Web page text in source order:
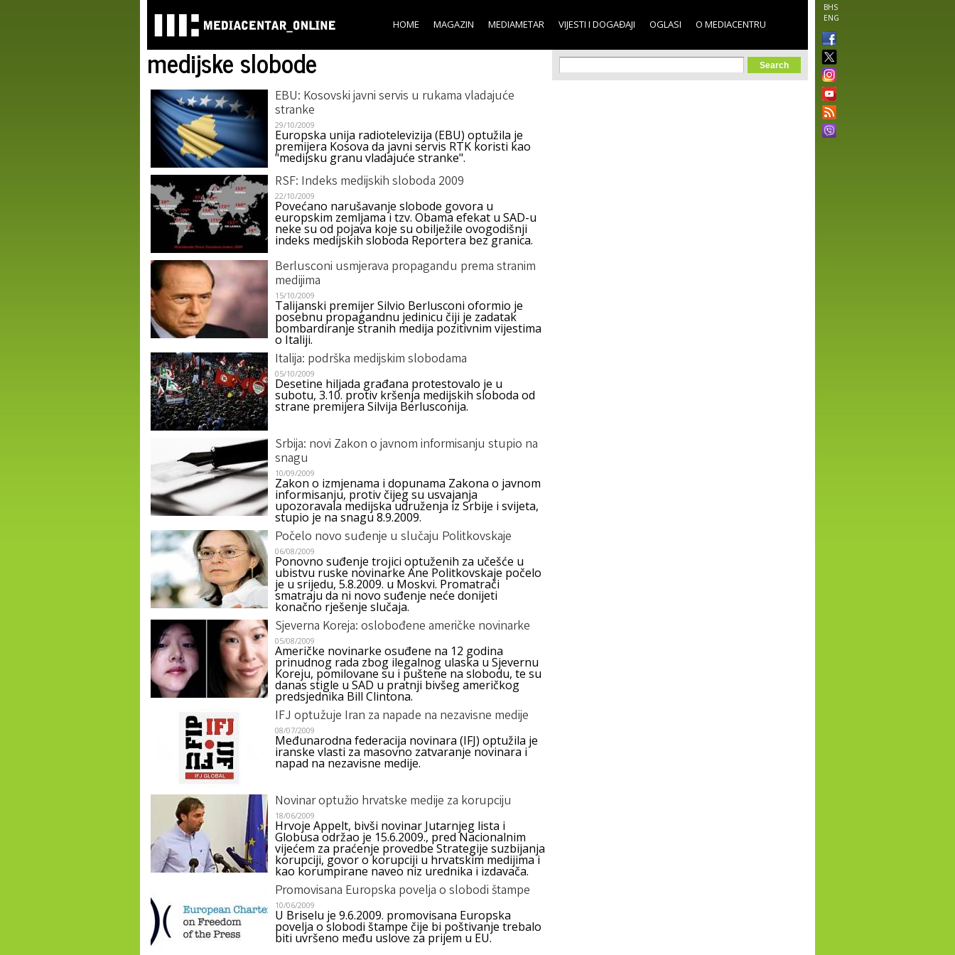
main
content
BHS
ENG
HOME MAGAZIN MEDIAMETAR VIJESTI I DOGAĐAJI OGLASI O MEDIACENTRU
medijske slobode
EBU: Kosovski javni servis u rukama vladajuće
stranke
29/10/2009
Europska unija radiotelevizija (EBU) optužila je
premijera Kosova da javni servis RTK koristi kao
"medijsku granu vladajuće stranke".
RSF: Indeks medijskih sloboda 2009
22/10/2009
Povećano narušavanje slobode govora u
europskim zemljama i tzv. Obama efekat u SAD-u
neke su od pojava koje su obilježile ovogodišnji
indeks medijskih sloboda Reportera bez granica.
Berlusconi usmjerava propagandu prema stranim
medijima
15/10/2009
Talijanski premijer Silvio Berlusconi oformio je
posebnu propagandnu jedinicu čiji je zadatak
bombardiranje stranih medija pozitivnim vijestima
o Italiji.
Italija: podrška medijskim slobodama
05/10/2009
Desetine hiljada građana protestovalo je u
subotu, 3.10. protiv kršenja medijskih sloboda od
strane premijera Silvija Berlusconija.
Srbija: novi Zakon o javnom informisanju stupio na
snagu
10/09/2009
Zakon o izmjenama i dopunama Zakona o javnom
informisanju, protiv čijeg su usvajanja
upozoravala medijska udruženja iz Srbije i svijeta,
stupio je na snagu 8.9.2009.
Počelo novo suđenje u slučaju Politkovskaje
06/08/2009
Ponovno suđenje trojici optuženih za učešće u
ubistvu ruske novinarke Ane Politkovskaje počelo
je u srijedu, 5.8.2009. u Moskvi. Promatrači
smatraju da ni novo suđenje neće donijeti
konačno rješenje slučaja.
Sjeverna Koreja: oslobođene američke novinarke
05/08/2009
Američke novinarke osuđene na 12 godina
prinudnog rada zbog ilegalnog ulaska u Sjevernu
Koreju, pomilovane su i puštene na slobodu, te su
danas stigle u SAD u pratnji bivšeg američkog
predsjednika Bill Clintona.
IFJ optužuje Iran za napade na nezavisne medije
08/07/2009
Međunarodna federacija novinara (IFJ) optužila je
iranske vlasti za masovno zatvaranje novinara i
napad na nezavisne medije.
Novinar optužio hrvatske medije za korupciju
18/06/2009
Hrvoje Appelt, bivši novinar Jutarnjeg lista i
Globusa održao je 15.6.2009., pred Nacionalnim
vijećem za praćenje provedbe Strategije suzbijanja
korupciji, govor o korupciji u hrvatskim medijima i
kao korumpirane naveo niz urednika i izdavača.
Promovisana Europska povelja o slobodi štampe
10/06/2009
U Briselu je 9.6.2009. promovisana Europska
povelja o slobodi štampe čije bi poštivanje trebalo
biti uvršeno među uslove za prijem u EU.
Search form
Search